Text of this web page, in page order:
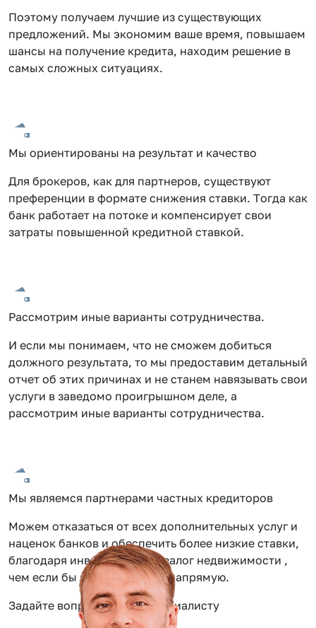
Поэтому получаем лучшие из существующих
предложений. Мы экономим ваше время, повышаем
шансы на получение кредита, находим решение в
самых сложных ситуациях.
Мы ориентированы на результат и качество
Для брокеров, как для партнеров, существуют
преференции в формате снижения ставки. Тогда как
банк работает на потоке и компенсирует свои
затраты повышенной кредитной ставкой.
Рассмотрим иные варианты сотрудничества.
И если мы понимаем, что не сможем добиться
должного результата, то мы предоставим детальный
отчет об этих причинах и не станем навязывать свои
услуги в заведомо проигрышном деле, а
рассмотрим иные варианты сотрудничества.
Мы являемся партнерами частных кредиторов
Можем отказаться от всех дополнительных услуг и
наценок банков и обеспечить более низкие ставки,
благодаря инвестиции под залог недвижимости ,
чем если бы вы обращались напрямую.
Задайте вопрос нашему специалисту